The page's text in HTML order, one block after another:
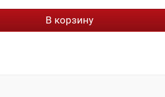
В корзину